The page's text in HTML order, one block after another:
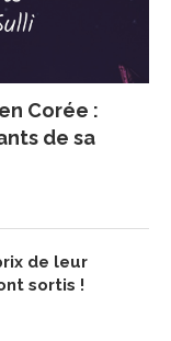
Corée :
de sa
de leur
sortis !